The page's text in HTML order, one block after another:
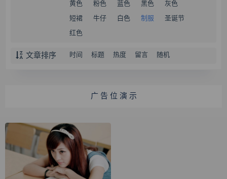
黄色 粉色 蓝色 黑色 灰色
短裙 牛仔 白色 制服 圣诞节
红色
文章排序 时间 标题 热度 留言 随机
广 告 位 演 示